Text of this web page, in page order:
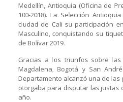
Medellín, Antioquia (Oficina de
100-2018). La Selección
ciudad de Cali su participación
Masculino, conquistando su
de Bolívar 2019.
Gracias a los triunfos sobre las
Magdalena, Bogotá y San
Departamento alcanzó una de
otorgaba para disputar las justas
año.